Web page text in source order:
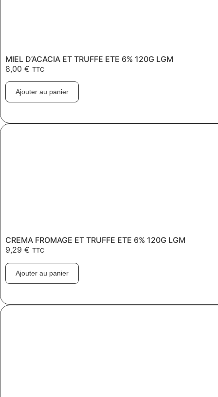
MIEL D’ACACIA ET TRUFFE ETE 6% 120G LGM
8,00 € TTC
Ajouter au panier
CREMA FROMAGE ET TRUFFE ETE 6% 120G LGM
9,29 € TTC
Ajouter au panier